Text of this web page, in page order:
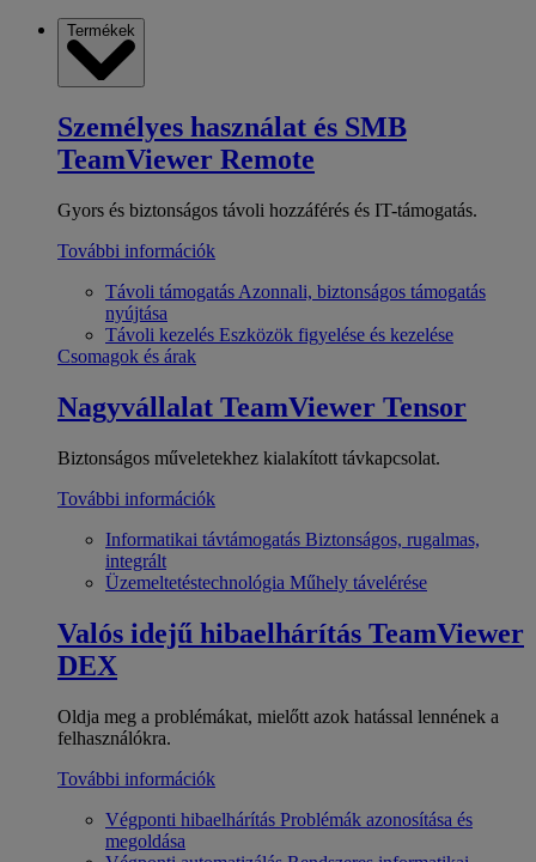
Termékek
Személyes használat és SMB
TeamViewer Remote
Gyors és biztonságos távoli hozzáférés és IT-támogatás.
További információk
Távoli támogatás Azonnali, biztonságos támogatás
nyújtása
Távoli kezelés Eszközök figyelése és kezelése
Csomagok és árak
Nagyvállalat TeamViewer Tensor
Biztonságos műveletekhez kialakított távkapcsolat.
További információk
Informatikai távtámogatás Biztonságos, rugalmas,
integrált
Üzemeltetéstechnológia Műhely távelérése
Valós idejű hibaelhárítás TeamViewer
DEX
Oldja meg a problémákat, mielőtt azok hatással lennének a
felhasználókra.
További információk
Végponti hibaelhárítás Problémák azonosítása és
megoldása